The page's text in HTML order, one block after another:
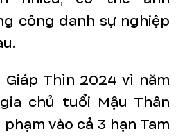
công danh sự nghiệp
Giáp Thìn 2024 vì năm
chủ tuổi Mậu Thân
phạm vào cả 3 hạn Tam